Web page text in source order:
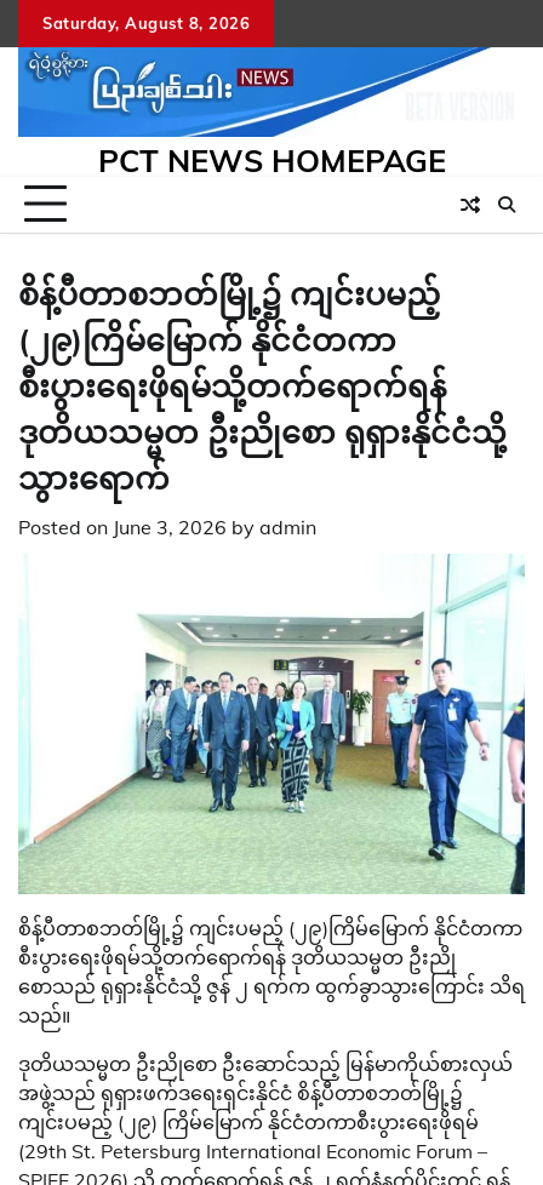
to
content
Saturday, August 8, 2026
PCT NEWS HOMEPAGE
စိန့်ပီတာစဘတ်မြို့၌ ကျင်းပမည့်
(၂၉)ကြိမ်မြောက် နိုင်ငံတကာ
စီးပွားရေးဖိုရမ်သို့တက်ရောက်ရန်
ဒုတိယသမ္မတ ဦးညိုစော ရုရှားနိုင်ငံသို့
သွား​ရောက်
Posted on June 3, 2026 by admin
စိန့်ပီတာစဘတ်မြို့၌ ကျင်းပမည့် (၂၉)ကြိမ်မြောက် နိုင်ငံတကာ
စီးပွားရေးဖိုရမ်သို့တက်ရောက်ရန် ဒုတိယသမ္မတ ဦးညို
စောသည် ရုရှားနိုင်ငံသို့ ဇွန် ၂ ရက်က ထွက်ခွာသွား​ကြောင်း သိရ
သည်။
ဒုတိယသမ္မတ ဦးညိုစော ဦးဆောင်သည့် မြန်မာကိုယ်စားလှယ်
အဖွဲ့သည် ရုရှားဖက်ဒရေးရှင်းနိုင်ငံ စိန့်ပီတာစဘတ်မြို့၌
ကျင်းပမည့် (၂၉) ကြိမ်မြောက် နိုင်ငံတကာစီးပွားရေးဖိုရမ်
(29th St. Petersburg International Economic Forum –
SPIEF 2026) သို့ တက်ရောက်ရန် ဇွန် ၂ ရက်နံနက်ပိုင်းတွင် ရန်